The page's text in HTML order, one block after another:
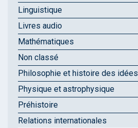
Linguistique
Livres audio
Mathématiques
Non classé
Philosophie et histoire des idées
Physique et astrophysique
Préhistoire
Relations internationales